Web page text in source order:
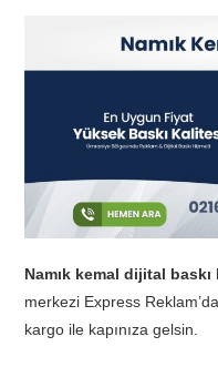
Namık kemal dijital baskı
merkezi Express
kargo ile kapınıza gelsin.